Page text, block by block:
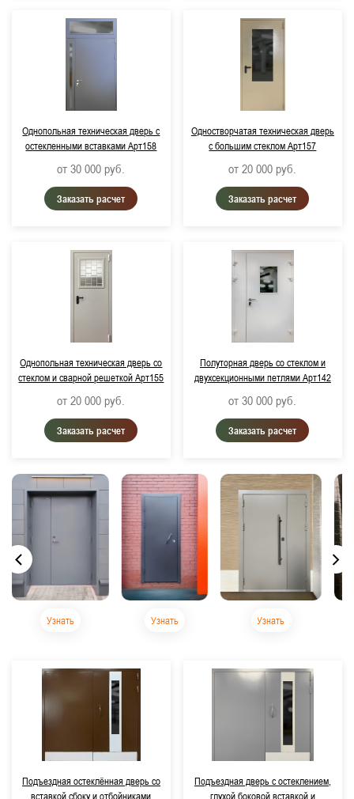
Однопольная техническая дверь с
остекленными вставками Арт158
от 30 000 руб.
Заказать расчет
Одностворчатая техническая дверь
с большим стеклом Арт157
от 20 000 руб.
Заказать расчет
Однопольная техническая дверь со
стеклом и сварной решеткой Арт155
от 20 000 руб.
Заказать расчет
Полуторная дверь со стеклом и
двухсекционными петлями Арт142
от 30 000 руб.
Заказать расчет
Узнать Узнать Узнать
Подъездная остеклённая дверь со
вставкой сбоку и отбойниками
Подъездная дверь с остеклением,
глухой боковой вставкой и